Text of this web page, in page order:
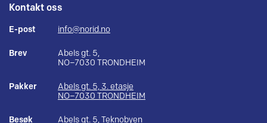
Kontakt oss
E-post info@norid.no
Brev
Abels gt. 5,
NO–7030 TRONDHEIM
Pakker
Abels gt. 5, 3. etasje
NO–7030 TRONDHEIM
Besøk Abels gt. 5, Teknobyen